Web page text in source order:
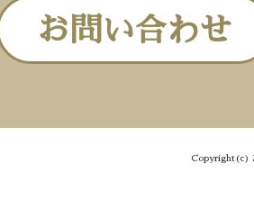
お問い合わせ
Copyright(c)